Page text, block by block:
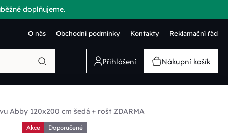
doplňujeme.
O nás Obchodní podmínky Kontakty Reklamační řád
Přihlášení Nákupní košík
Abby 120x200 cm šedá + rošt ZDARMA
Akce Doporučené